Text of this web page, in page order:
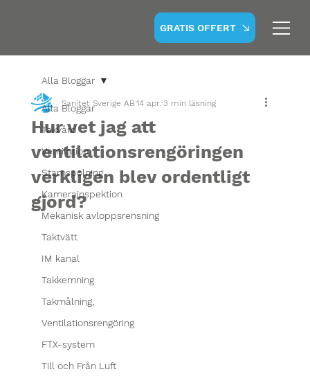
GRATIS OFFERT
Alla Bloggar
Takvård
Ventilation
Stamspolning
Kamerainspektion
Mekanisk avloppsrensning
Taktvätt
IM kanal
Takkemning
Takmålning,
Ventilationsrengöring
FTX-system
Till och Från Luft
Alla Bloggar
Hur vet jag att
ventilationsrengöringen
verkligen blev ordentligt
gjord?
Sanitet Sverige AB14 apr. 3 min läsning